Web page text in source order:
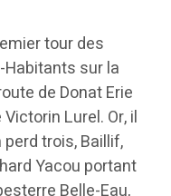
tour des
sur la
de Donat Erie
Lurel. Or, il
trois, Baillif,
Yacou portant